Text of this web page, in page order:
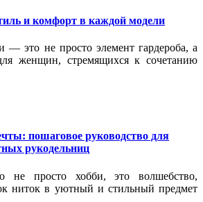
и комфорт в каждой модели
это не просто элемент гардероба, а
женщин, стремящихся к сочетанию
пошаговое руководство для
рукодельниц
не просто хобби, это волшебство,
ниток в уютный и стильный предмет